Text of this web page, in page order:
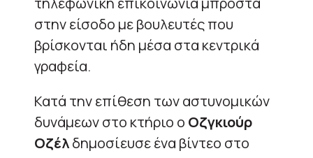
στην είσοδο με βουλευτές που
βρίσκονται ήδη μέσα στα κεντρικά
γραφεία.
Κατά την επίθεση των αστυνομικών
δυνάμεων στο κτήριο ο Οζγκιούρ
Οζέλδημοσίευσε ένα βίντεο στο